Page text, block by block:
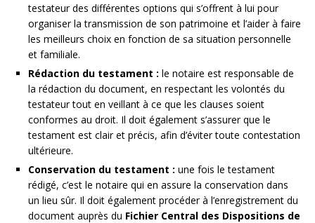
testateur des différentes options qui s’offrent à lui pour
organiser la transmission de son patrimoine et l’aider à faire
les meilleurs choix en fonction de sa situation personnelle
et familiale.
Rédaction du testament : le notaire est responsable de
la rédaction du document, en respectant les volontés du
testateur tout en veillant à ce que les clauses soient
conformes au droit. Il doit également s’assurer que le
testament est clair et précis, afin d’éviter toute contestation
ultérieure.
Conservation du testament : une fois le testament
rédigé, c’est le notaire qui en assure la conservation dans
un lieu sûr. Il doit également procéder à l’enregistrement du
document auprès du Fichier Central des Dispositions de